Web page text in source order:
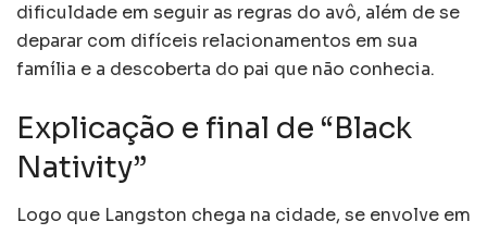
dificuldade em seguir as regras do avô, além de se
deparar com difíceis relacionamentos em sua
família e a descoberta do pai que não conhecia.
Explicação e final de “Black
Nativity”
Logo que Langston chega na cidade, se envolve em